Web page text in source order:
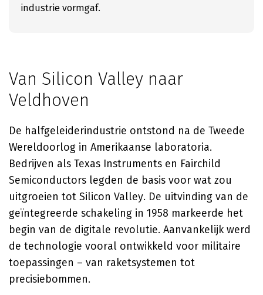
industrie vormgaf.
Van Silicon Valley naar
Veldhoven
De halfgeleiderindustrie ontstond na de Tweede
Wereldoorlog in Amerikaanse laboratoria.
Bedrijven als Texas Instruments en Fairchild
Semiconductors legden de basis voor wat zou
uitgroeien tot Silicon Valley. De uitvinding van de
geïntegreerde schakeling in 1958 markeerde het
begin van de digitale revolutie. Aanvankelijk werd
de technologie vooral ontwikkeld voor militaire
toepassingen – van raketsystemen tot
precisiebommen.